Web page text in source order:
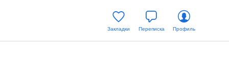
Закладки Переписка Профиль